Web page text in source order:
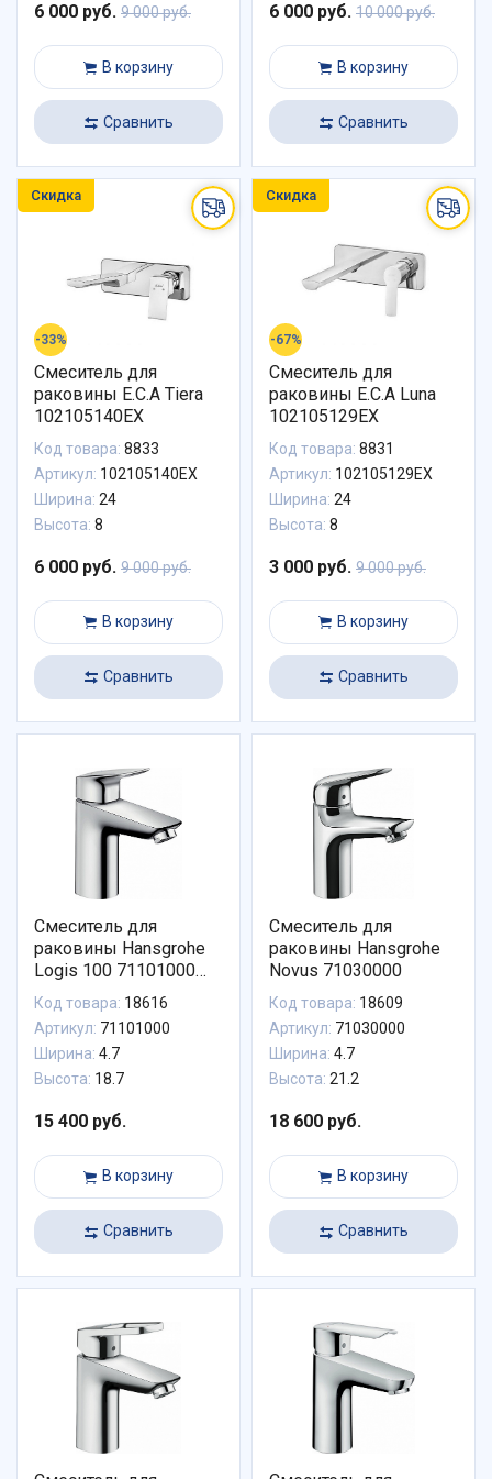
6 000 руб. 9 000 руб.
В корзину
Сравнить
6 000 руб. 10 000 руб.
В корзину
Сравнить
Скидка
-33%
Смеситель для
раковины E.C.A Tiera
102105140EX
Код товара: 8833
Артикул: 102105140EX
Ширина: 24
Высота: 8
6 000 руб. 9 000 руб.
В корзину
Сравнить
Скидка
-67%
Смеситель для
раковины E.C.A Luna
102105129EX
Код товара: 8831
Артикул: 102105129EX
Ширина: 24
Высота: 8
3 000 руб. 9 000 руб.
В корзину
Сравнить
Смеситель для
раковины Hansgrohe
Logis 100 71101000
без донного клапана
Код товара: 18616
Артикул: 71101000
Ширина: 4.7
Высота: 18.7
15 400 руб.
В корзину
Сравнить
Смеситель для
раковины Hansgrohe
Novus 71030000
Код товара: 18609
Артикул: 71030000
Ширина: 4.7
Высота: 21.2
18 600 руб.
В корзину
Сравнить